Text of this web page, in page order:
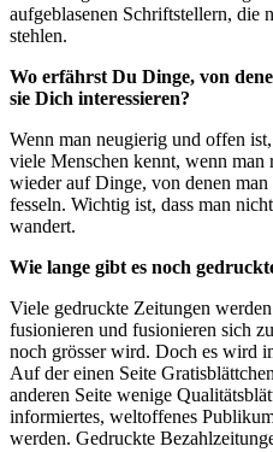
aufgeblasenen Schriftstellern, die
stehlen.
Wo erfährst Du Dinge, von
sie Dich interessieren?
Wenn man neugierig und offen
viele Menschen kennt, wenn man
wieder auf Dinge, von denen
fesseln. Wichtig ist, dass man
wandert.
Wie lange gibt es noch
Viele gedruckte Zeitungen
fusionieren und fusionieren sich
noch grösser wird. Doch es wird
Auf der einen Seite
anderen Seite wenige
informiertes, weltoffenes
werden. Gedruckte